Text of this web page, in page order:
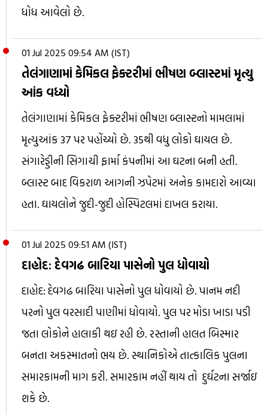
ધોધ આવેલો છે.
01 Jul 2025 09:54 AM (IST)
તેલંગાણામાં કેમિકલ ફેક્ટરીમાં ભીષણ બ્લાસ્ટમાં મૃત્યુ
આંક વધ્યો
તેલંગાણામાં કેમિકલ ફેક્ટરીમાં ભીષણ બ્લાસ્ટનો મામલામાં
મૃત્યુઆંક 37 પર પહોંચ્યો છે. 35થી વધુ લોકો ઘાયલ છે.
સંગારેડ્ડીની સિગાચી ફાર્મા કંપનીમાં આ ઘટના બની હતી.
બ્લાસ્ટ બાદ વિકરાળ આગની ઝપેટમાં અનેક કામદારો આવ્યા
હતા. ઘાયલોને જુદી-જુદી હોસ્પિટલમાં દાખલ કરાયા.
01 Jul 2025 09:51 AM (IST)
દાહોદ: દેવગઢ બારિયા પાસેનો પુલ ધોવાયો
દાહોદ: દેવગઢ બારિયા પાસેનો પુલ ધોવાયો છે. પાનમ નદી
પરનો પુલ વરસાદી પાણીમાં ધોવાયો. પુલ પર મોડા ખાડા પડી
જતા લોકોને હાલાકી થઇ રહી છે. રસ્તાની હાલત બિસ્માર
બનતા અકસ્માતનો ભય છે. સ્થાનિકોએ તાત્કાલિક પુલના
સમારકામની માગ કરી. સમારકામ નહીં થાય તો દુર્ઘટના સર્જાઇ
શકે છે.